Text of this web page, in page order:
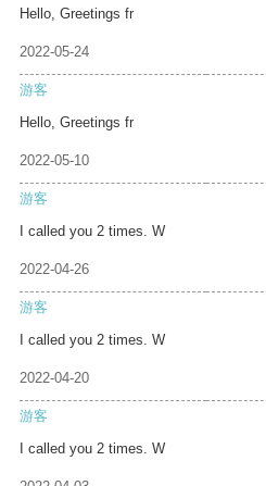
Hello, Greetings fr
2022-05-24
游客
Hello, Greetings fr
2022-05-10
游客
I called you 2 times. W
2022-04-26
游客
I called you 2 times. W
2022-04-20
游客
I called you 2 times. W